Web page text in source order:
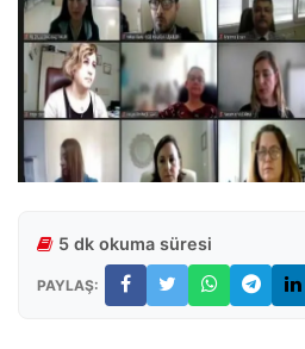
5 dk okuma süresi
PAYLAŞ: